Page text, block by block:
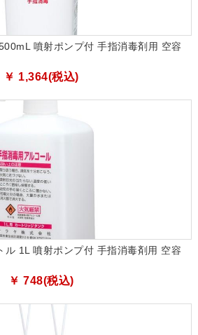
噴射ポンプ付 手指消毒剤用 空容
￥ 1,364(税込)
ル 1L 噴射ポンプ付 手指消毒剤用 空容
￥ 748(税込)